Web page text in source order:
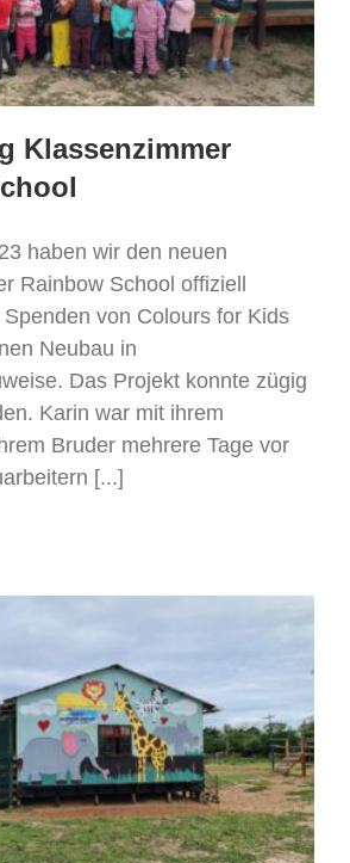
Klassenzimmer
haben wir den neuen
Rainbow School offiziell
von Colours for Kids
Neubau in
Das Projekt konnte zügig
Karin war mit ihrem
Bruder mehrere Tage vor
[...]